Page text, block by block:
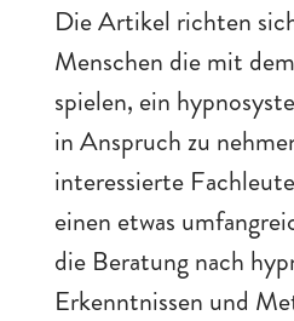
Die Artikel richten
Menschen die mit
spielen, ein
in Anspruch zu
interessierte
einen etwas
die Beratung nach
Erkenntnissen und